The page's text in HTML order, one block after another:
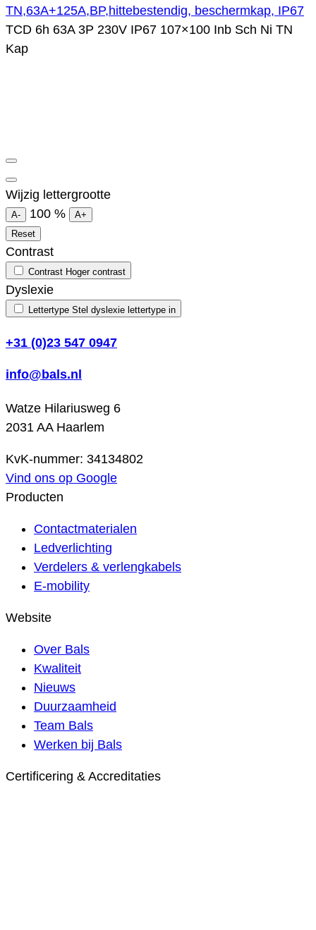
TN,63A+125A,BP,hittebestendig, beschermkap, IP67
TCD 6h 63A 3P 230V IP67 107×100 Inb Sch Ni TN
Kap
Wijzig lettergrootte
A- 100 %
A+
Reset
Contrast
Contrast Hoger contrast
Dyslexie
Lettertype Stel dyslexie lettertype in
+31 (0)23 547 0947
info@bals.nl
Watze Hilariusweg 6
2031 AA Haarlem
KvK-nummer: 34134802
Vind ons op Google
Producten
Contactmaterialen
Ledverlichting
Verdelers & verlengkabels
E-mobility
Website
Over Bals
Kwaliteit
Nieuws
Duurzaamheid
Team Bals
Werken bij Bals
Certificering & Accreditaties